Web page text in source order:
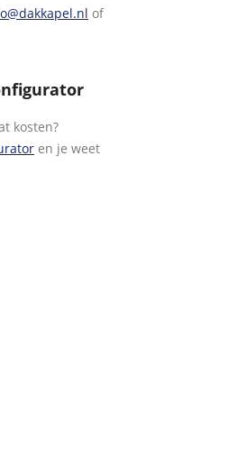
of
kosten?
en je weet